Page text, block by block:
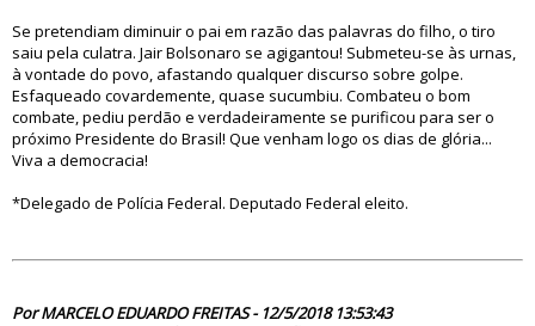
Se pretendiam diminuir o pai em razão das palavras do filho, o tiro
saiu pela culatra. Jair Bolsonaro se agigantou! Submeteu-se às urnas,
à vontade do povo, afastando qualquer discurso sobre golpe.
Esfaqueado covardemente, quase sucumbiu. Combateu o bom
combate, pediu perdão e verdadeiramente se purificou para ser o
próximo Presidente do Brasil! Que venham logo os dias de glória...
Viva a democracia!
*Delegado de Polícia Federal. Deputado Federal eleito.
Por MARCELO EDUARDO FREITAS - 12/5/2018 13:53:43